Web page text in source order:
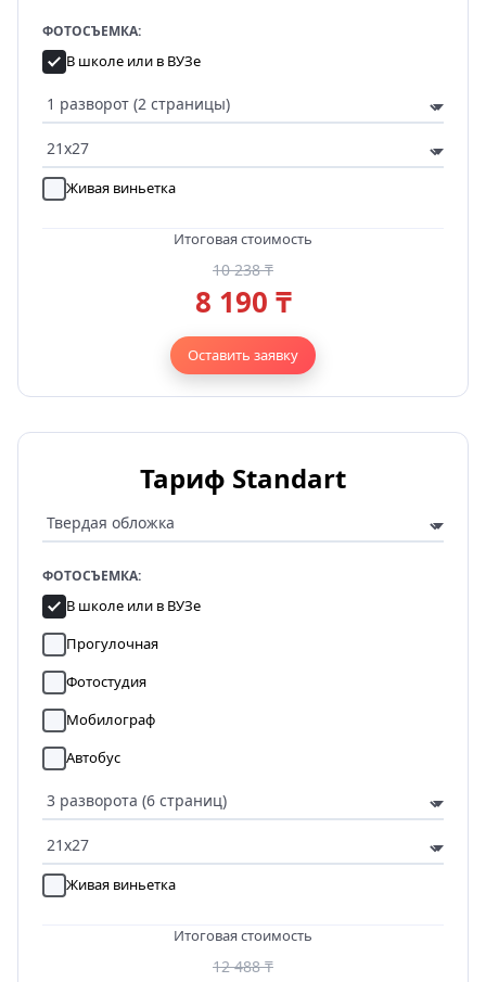
ФОТОСЪЕМКА:
В школе или в ВУЗе
Живая виньетка
Итоговая стоимость
10 238 ₸
8 190 ₸
Оставить заявку
Тариф Standart
ФОТОСЪЕМКА:
В школе или в ВУЗе
Прогулочная
Фотостудия
Мобилограф
Автобус
Живая виньетка
Итоговая стоимость
12 488 ₸